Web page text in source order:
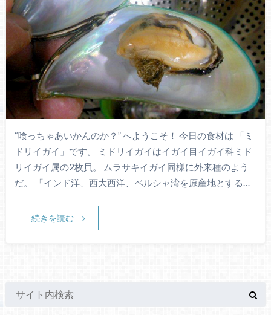
“喰っちゃあいかんのか？” へようこそ！ 今日の食材は 「ミ
ドリイガイ」です。 ミドリイガイはイガイ目イガイ科ミド
リイガイ属の2枚貝。 ムラサキイガイ同様に外来種のよう
だ。 「インド洋、西大西洋、ペルシャ湾を原産地とする…
続きを読む